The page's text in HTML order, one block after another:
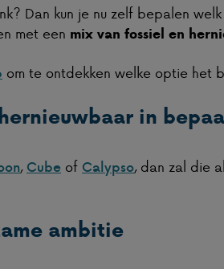
Dan kun je nu zelf bepalen
met een mix van fossiel en
om te ontdekken welke optie het
in
, Cube of Calypso, dan zal die
ambitie